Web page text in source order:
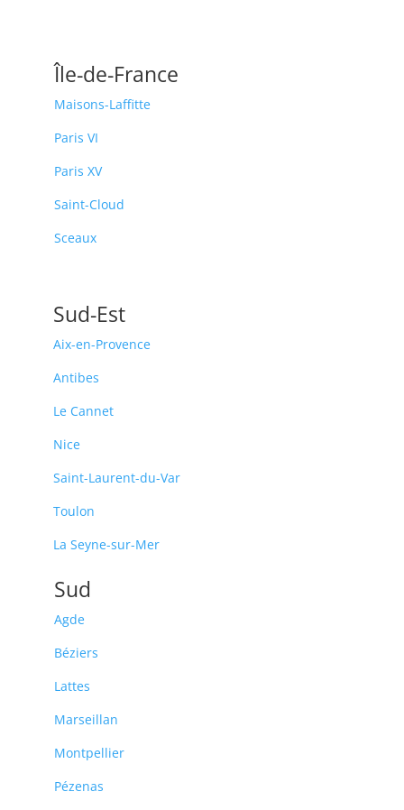
Île-de-France
Maisons-Laffitte
Paris VI
Paris XV
Saint-Cloud
Sceaux
Sud-Est
Aix-en-Provence
Antibes
Le Cannet
Nice
Saint-Laurent-du-Var
Toulon
La Seyne-sur-Mer
Sud
Agde
Béziers
Lattes
Marseillan
Montpellier
Pézenas